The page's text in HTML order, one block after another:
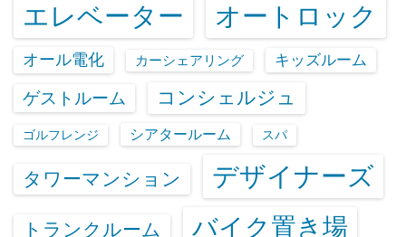
エレベーター オートロック
オール電化 カーシェアリング キッズルーム
ゲストルーム コンシェルジュ
ゴルフレンジ シアタールーム スパ
タワーマンション デザイナーズ
トランクルーム バイク置き場